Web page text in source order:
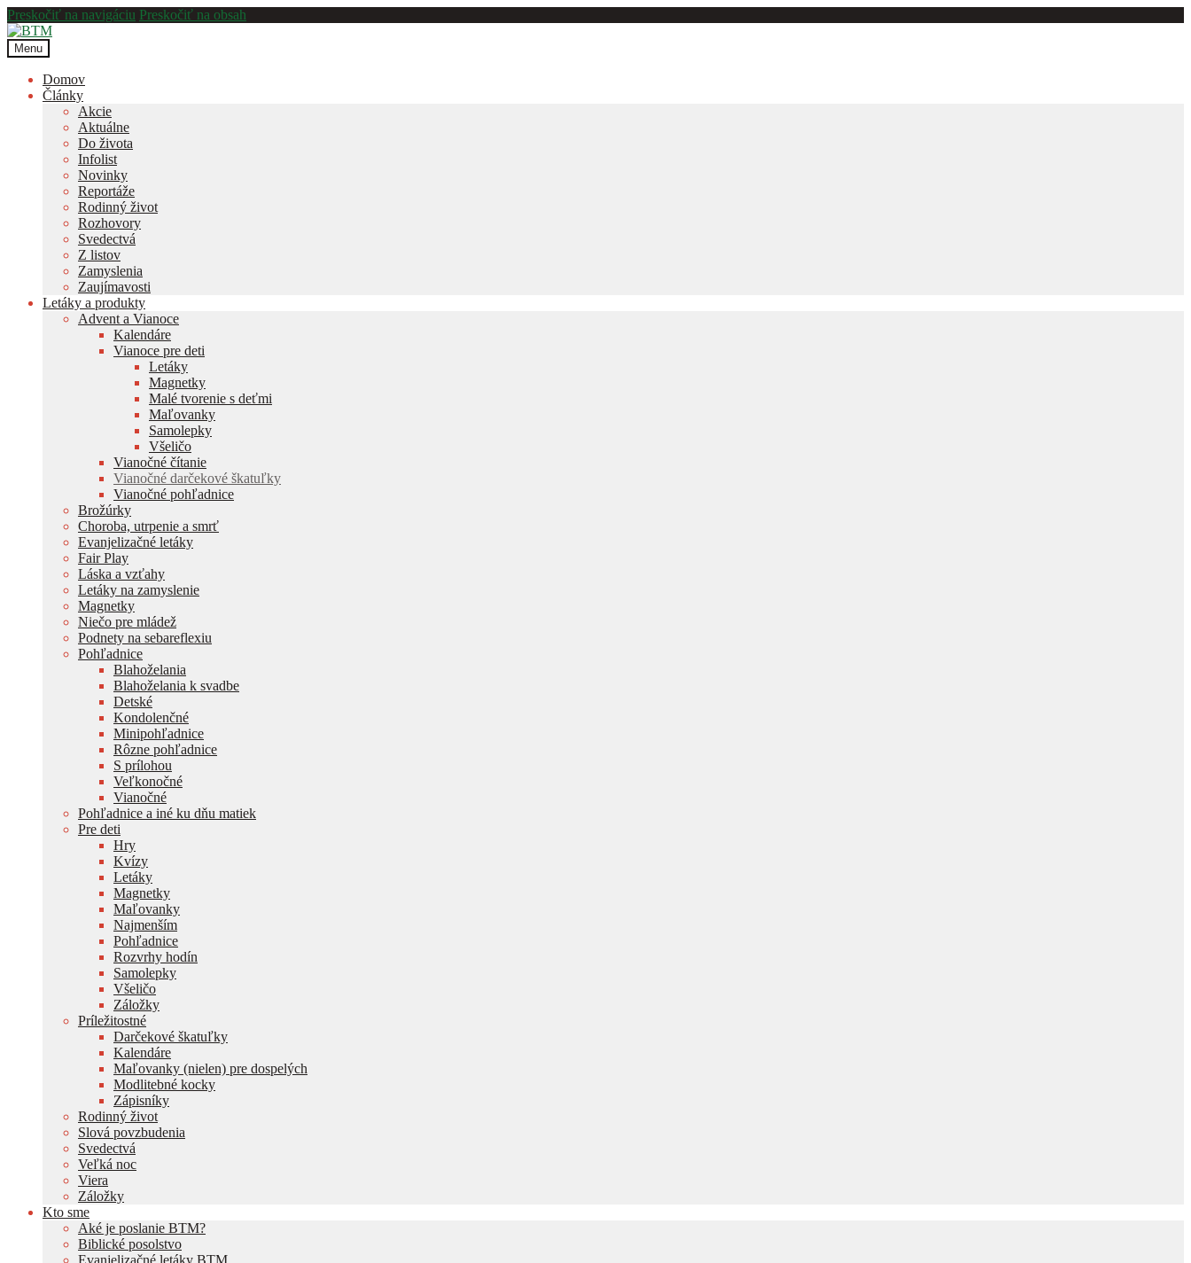
Preskočiť na navigáciu Preskočiť na obsah
Menu
Domov
Články
Akcie
Aktuálne
Do života
Infolist
Novinky
Reportáže
Rodinný život
Rozhovory
Svedectvá
Z listov
Zamyslenia
Zaujímavosti
Letáky a produkty
Advent a Vianoce
Kalendáre
Vianoce pre deti
Letáky
Magnetky
Malé tvorenie s deťmi
Maľovanky
Samolepky
Všeličo
Vianočné čítanie
Vianočné darčekové škatuľky
Vianočné pohľadnice
Brožúrky
Choroba, utrpenie a smrť
Evanjelizačné letáky
Fair Play
Láska a vzťahy
Letáky na zamyslenie
Magnetky
Niečo pre mládež
Podnety na sebareflexiu
Pohľadnice
Blahoželania
Blahoželania k svadbe
Detské
Kondolenčné
Minipohľadnice
Rôzne pohľadnice
S prílohou
Veľkonočné
Vianočné
Pohľadnice a iné ku dňu matiek
Pre deti
Hry
Kvízy
Letáky
Magnetky
Maľovanky
Najmenším
Pohľadnice
Rozvrhy hodín
Samolepky
Všeličo
Záložky
Príležitostné
Darčekové škatuľky
Kalendáre
Maľovanky (nielen) pre dospelých
Modlitebné kocky
Zápisníky
Rodinný život
Slová povzbudenia
Svedectvá
Veľká noc
Viera
Záložky
Kto sme
Aké je poslanie BTM?
Biblické posolstvo
Evanjelizačné letáky BTM